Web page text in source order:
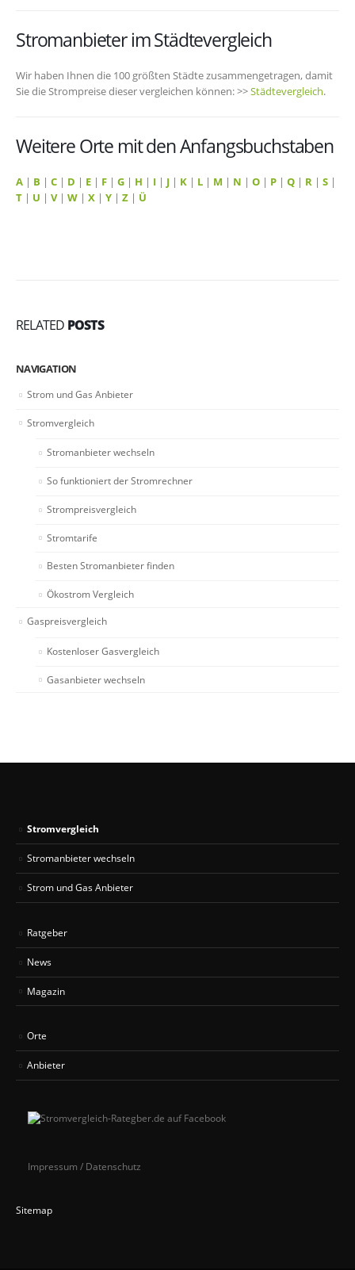
Stromanbieter im Städtevergleich
Wir haben Ihnen die 100 größten Städte zusammengetragen, damit
Sie die Strompreise dieser vergleichen können: >>Städtevergleich.
Weitere Orte mit den Anfangsbuchstaben
A | B | C | D | E | F | G | H | I | J | K | L | M | N | O | P | Q | R | S |
T | U | V| W | X | Y | Z | Ü
RELATED POSTS
NAVIGATION
Strom und Gas Anbieter
Stromvergleich
Stromanbieter wechseln
So funktioniert der Stromrechner
Strompreisvergleich
Stromtarife
Besten Stromanbieter finden
Ökostrom Vergleich
Gaspreisvergleich
Kostenloser Gasvergleich
Gasanbieter wechseln
Stromvergleich
Stromanbieter wechseln
Strom und Gas Anbieter
Ratgeber
News
Magazin
Orte
Anbieter
Impressum / Datenschutz
Sitemap